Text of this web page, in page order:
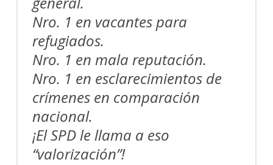
Nro. 1 en vacantes para
refugiados.
Nro. 1 en mala reputación.
Nro. 1 en esclarecimientos de
crímenes en comparación
nacional.
¡El SPD le llama a eso
“valorización”!